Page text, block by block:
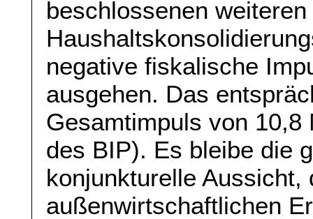
beschlossenen weiteren
negative fiskalische
ausgehen. Das
Gesamtimpuls von
des BIP). Es bleibe die
konjunkturelle Aussicht,
außenwirtschaftlichen